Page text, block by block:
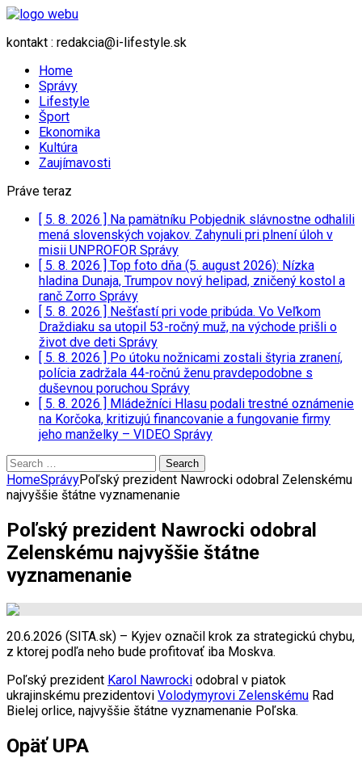
kontakt : redakcia@i-lifestyle.sk
Home
Správy
Lifestyle
Šport
Ekonomika
Kultúra
Zaujímavosti
Práve teraz
[ 5. 8. 2026 ] Na pamätníku Pobjednik slávnostne odhalili
mená slovenských vojakov. Zahynuli pri plnení úloh v
misii UNPROFOR Správy
[ 5. 8. 2026 ] Top foto dňa (5. august 2026): Nízka
hladina Dunaja, Trumpov nový helipad, zničený kostol a
ranč Zorro Správy
[ 5. 8. 2026 ] Nešťastí pri vode pribúda. Vo Veľkom
Draždiaku sa utopil 53-ročný muž, na východe prišli o
život dve deti Správy
[ 5. 8. 2026 ] Po útoku nožnicami zostali štyria zranení,
polícia zadržala 44-ročnú ženu pravdepodobne s
duševnou poruchou Správy
[ 5. 8. 2026 ] Mládežníci Hlasu podali trestné oznámenie
na Korčoka, kritizujú financovanie a fungovanie firmy
jeho manželky – VIDEO Správy
Search
for:
HomeSprávyPoľský prezident Nawrocki odobral Zelenskému
najvyššie štátne vyznamenanie
Poľský prezident Nawrocki odobral
Zelenskému najvyššie štátne
vyznamenanie
20.6.2026 (SITA.sk) – Kyjev označil krok za strategickú chybu,
z ktorej podľa neho bude profitovať iba Moskva.
Poľský prezident Karol Nawrocki odobral v piatok
ukrajinskému prezidentovi Volodymyrovi Zelenskému Rad
Bielej orlice, najvyššie štátne vyznamenanie Poľska.
Opäť UPA